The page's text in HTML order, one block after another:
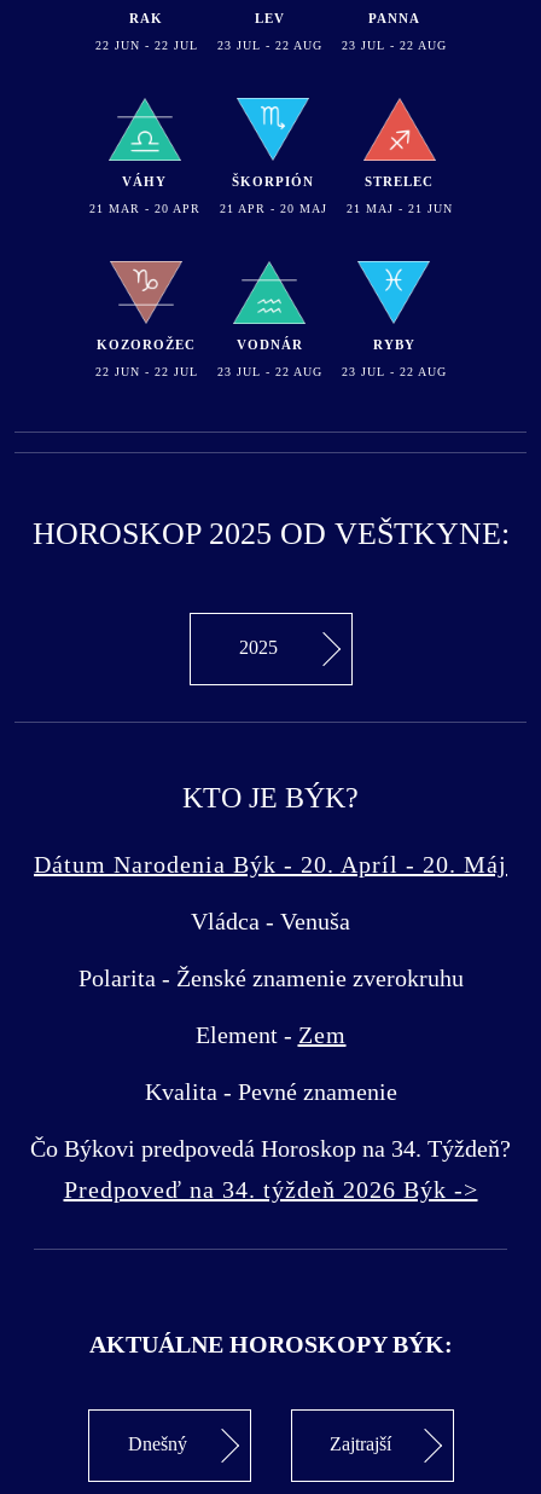
RAK
22 JUN - 22 JUL
LEV
23 JUL - 22 AUG
PANNA
23 JUL - 22 AUG
VÁHY
21 MAR - 20 APR
ŠKORPIÓN
21 APR - 20 MAJ
STRELEC
21 MAJ - 21 JUN
KOZOROŽEC
22 JUN - 22 JUL
VODNÁR
23 JUL - 22 AUG
RYBY
23 JUL - 22 AUG
HOROSKOP 2025 OD VEŠTKYNE:
2025
KTO JE BÝK?
Dátum Narodenia Býk - 20. Apríl - 20. Máj
Vládca - Venuša
Polarita - Ženské znamenie zverokruhu
Element - Zem
Kvalita - Pevné znamenie
Čo Býkovi predpovedá Horoskop na 34. Týždeň?
Predpoveď na 34. týždeň 2026 Býk ->
AKTUÁLNE HOROSKOPY BÝK:
Dnešný Zajtrajší